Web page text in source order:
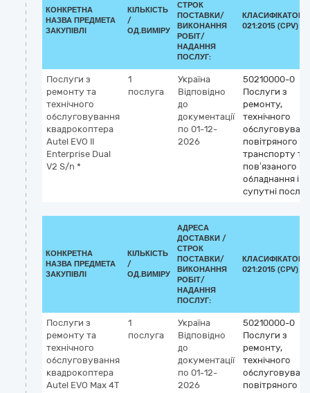
КОНКРЕТНА
НАЗВА ПРЕДМЕТА
ЗАКУПІВЛІ
КІЛЬКІСТЬ
/
ОД.ВИМІРУ
СТРОК
ПОСТАВКИ/
ВИКОНАННЯ
РОБІТ/
НАДАННЯ
ПОСЛУГ:
КЛАСИФІКАТОР
021:2015 (CPV)
Послуги з
ремонту та
технічного
обслуговування
квадрокоптера
Autel EVO II
Enterprise Dual
V2 S/n *
1
послуга
Україна
Відповідно
до
документації
по 01-12-
2026
50210000-0
Послуги з
ремонту,
технічного
повітряного
транспорту та
пов’язаного
обладнання і
супутні
КОНКРЕТНА
НАЗВА ПРЕДМЕТА
ЗАКУПІВЛІ
КІЛЬКІСТЬ
/
ОД.ВИМІРУ
АДРЕСА
ДОСТАВКИ /
СТРОК
ПОСТАВКИ/
ВИКОНАННЯ
РОБІТ/
НАДАННЯ
ПОСЛУГ:
КЛАСИФІКАТОР
021:2015 (CPV)
Послуги з
ремонту та
технічного
обслуговування
квадрокоптера
Autel EVO Max 4T
1
послуга
Україна
Відповідно
до
документації
по 01-12-
2026
50210000-0
Послуги з
ремонту,
технічного
повітряного